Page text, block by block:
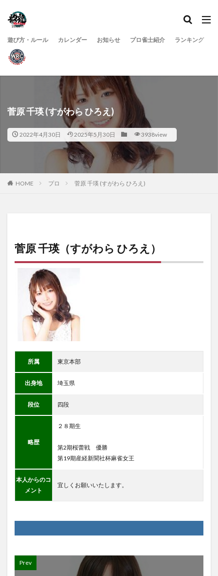
遊び方・ルール カレンダー お知らせ プロ雀士紹介 ランキング
菅原 千瑛 (すがわら ひろえ)
2022年4月30日 2025年5月30日 3938view
HOME プロ 菅原 千瑛 (すがわら ひろえ)
菅原 千瑛（すがわら ひろえ）
所属 東京本部
出身地 埼玉県
段位 四段
略歴
２８期生
第2期桜蕾戦 優勝
第19期産経新聞社杯麻雀女王
本人からのコ
メント
宜しくお願いいたします。
Prev